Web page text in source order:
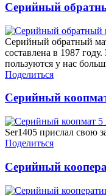
Серийный
Серийный обратный
составлена в 1987
пользуются у нас
Поделиться
Серийный
Ser1405 прислал свою
Поделиться
Серийный